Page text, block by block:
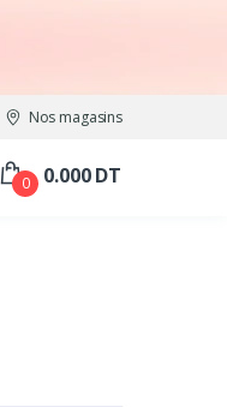
Nos magasins
0 0.000 DT